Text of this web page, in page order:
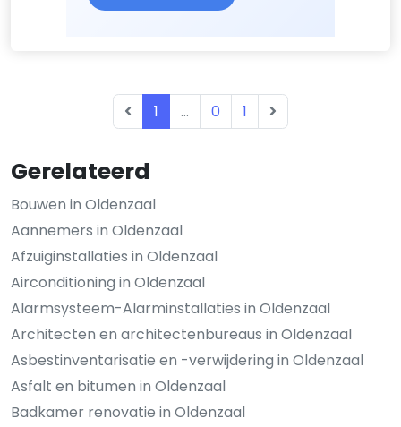
Gerelateerd
Bouwen in Oldenzaal
Aannemers in Oldenzaal
Afzuiginstallaties in Oldenzaal
Airconditioning in Oldenzaal
Alarmsysteem-Alarminstallaties in Oldenzaal
Architecten en architectenbureaus in Oldenzaal
Asbestinventarisatie en -verwijdering in Oldenzaal
Asfalt en bitumen in Oldenzaal
Badkamer renovatie in Oldenzaal
1 ... 0 1